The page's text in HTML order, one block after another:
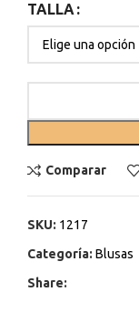
TALLA
Comparar
SKU: 1217
Categoría: Blusas
Share: